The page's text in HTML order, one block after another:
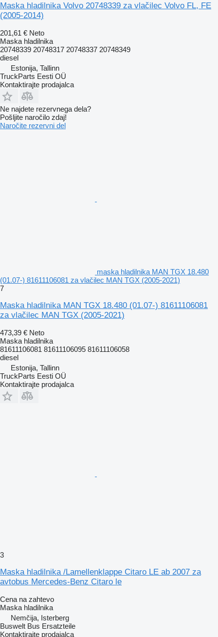
Maska hladilnika Volvo 20748339 za vlačilec Volvo FL, FE
(2005-2014)
201,61 € Neto
Maska hladilnika
20748339 20748317 20748337 20748349
diesel
Estonija, Tallinn
TruckParts Eesti OÜ
Kontaktirajte prodajalca
Ne najdete rezervnega dela?
Pošljite naročilo zdaj!
Naročite rezervni del
maska hladilnika MAN TGX 18.480
(01.07-) 81611106081 za vlačilec MAN TGX (2005-2021)
7
Maska hladilnika MAN TGX 18.480 (01.07-) 81611106081
za vlačilec MAN TGX (2005-2021)
473,39 € Neto
Maska hladilnika
81611106081 81611106095 81611106058
diesel
Estonija, Tallinn
TruckParts Eesti OÜ
Kontaktirajte prodajalca
3
Maska hladilnika /Lamellenklappe Citaro LE ab 2007 za
avtobus Mercedes-Benz Citaro le
Cena na zahtevo
Maska hladilnika
Nemčija, Isterberg
Buswelt Bus Ersatzteile
Kontaktirajte prodajalca